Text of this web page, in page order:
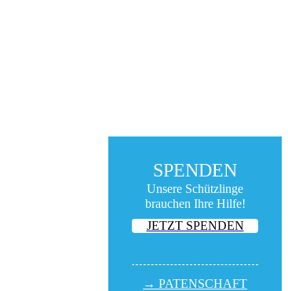
SPENDEN
Unsere Schützlinge
brauchen Ihre Hilfe!
JETZT SPENDEN
→ PATEN­SCHAFT